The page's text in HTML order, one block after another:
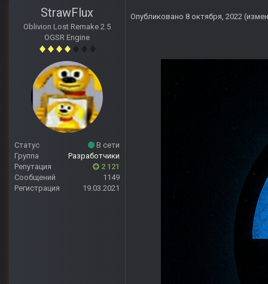
StrawFlux
Oblivion Lost Remake 2.5
OGSR Engine
Статус
В сети
Группа
Разработчики
Репутация
2 121
Сообщений
1149
Регистрация
19.03.2021
Опубликовано 8 октября, 2022